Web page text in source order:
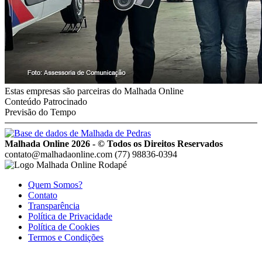
Estas empresas são parceiras do Malhada Online
Conteúdo Patrocinado
Previsão do Tempo
Malhada Online 2026 - © Todos os Direitos Reservados
contato@malhadaonline.com (77) 98836-0394
Quem Somos?
Contato
Transparência
Política de Privacidade
Política de Cookies
Termos e Condições